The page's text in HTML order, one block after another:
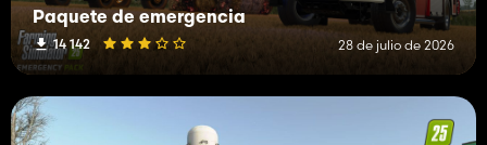
Paquete de emergencia
14 142 28 de julio de 2026